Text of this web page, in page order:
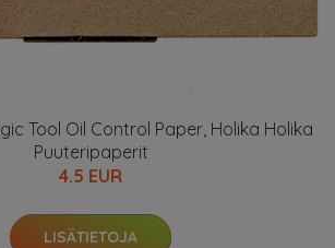
Tool Oil Control Paper, Holika Holika
Puuteripaperit
4.5 EUR
LISÄTIETOJA